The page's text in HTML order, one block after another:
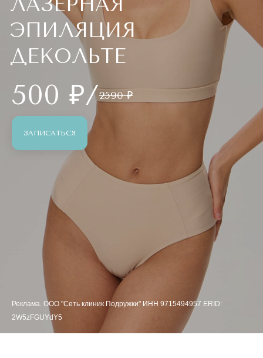
ЭПИЛЯЦИЯ
ДЕКОЛЬТЕ
500 ₽/2590 ₽
ЗАПИСАТЬСЯ
Реклама. ООО "Сеть клиник Подружки" ИНН 9715494957 ERID:
2W5zFGUYdY5